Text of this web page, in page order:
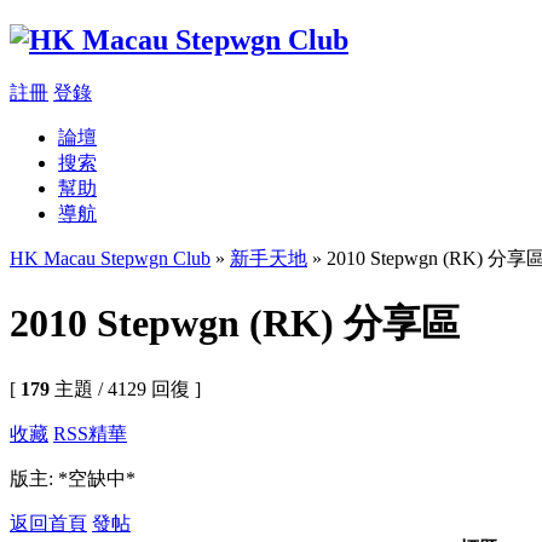
註冊 登錄
論壇
搜索
幫助
導航
HK Macau Stepwgn Club » 新手天地 » 2010 Stepwgn (RK) 分享
2010 Stepwgn (RK) 分享區
[ 179 主題 / 4129 回復 ]
收藏 RSS精華
版主: *空缺中*
返回首頁 發帖